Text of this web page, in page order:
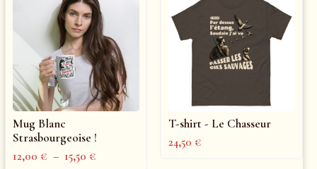
Mug Blanc
Strasbourgeoise !
12,00€ – 15,50€
T-shirt - Le Chasseur
24,50€